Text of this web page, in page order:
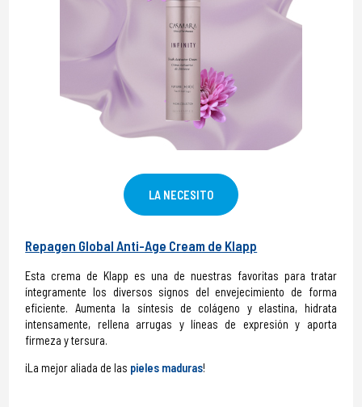
LA NECESITO
Repagen Global Anti-Age Cream de Klapp
Esta crema de Klapp es una de nuestras favoritas para tratar
íntegramente los diversos signos del envejecimiento de forma
eficiente. Aumenta la síntesis de colágeno y elastina, hidrata
intensamente, rellena arrugas y líneas de expresión y aporta
firmeza y tersura.
¡La mejor aliada de las pieles maduras!